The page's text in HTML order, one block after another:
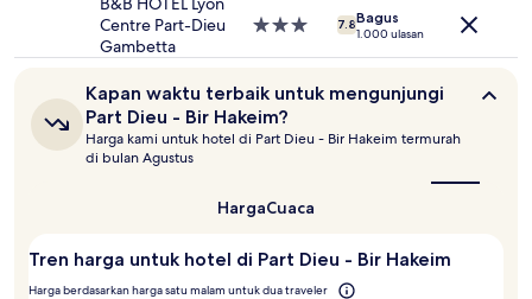
Centre Part-Dieu
Gambetta
Properti
7.8Bagus
1.000 ulasan
Kapan
waktu
terbaik
untuk
mengunjungi
Hakeim?
Kapan waktu terbaik untuk mengunjungi
Part Dieu - Bir Hakeim?
Harga kami untuk hotel di Part Dieu - Bir Hakeim termurah
di bulan Agustus
HargaCuaca
Tren harga untuk hotel di Part Dieu - Bir Hakeim
Harga berdasarkan harga satu malam untuk dua traveler